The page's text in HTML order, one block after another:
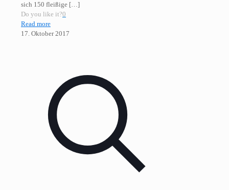
sich 150 fleißige […]
Do you like it?0
Read more
17. Oktober 2017